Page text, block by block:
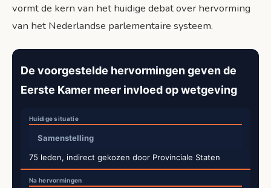
vormt de kern van het huidige debat over hervorming
van het Nederlandse parlementaire systeem.
De voorgestelde hervormingen geven de
Eerste Kamer meer invloed op wetgeving
Samenstelling
75 leden, indirect gekozen door Provinciale Staten